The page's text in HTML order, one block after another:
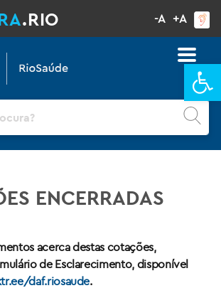
.RIO -A +A
ENCERRADAS
acerca destas cotações,
de Esclarecimento, disponível
daf.riosaude.